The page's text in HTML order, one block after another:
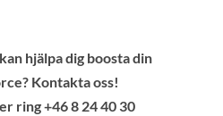
hjälpa dig boosta din
Kontakta oss!
ring +46 8 24 40 30